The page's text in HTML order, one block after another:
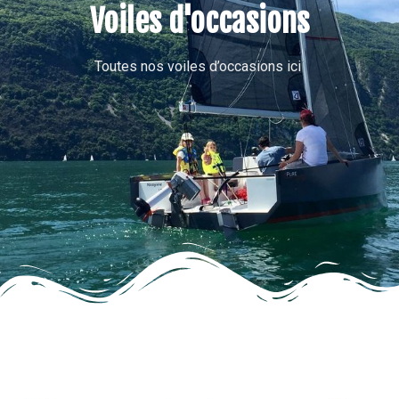
Voiles d'occasions
Toutes nos voiles d’occasions ici